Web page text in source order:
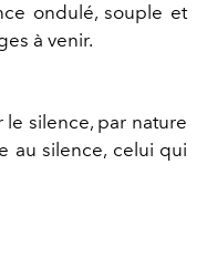
ondulé, souple et
à venir.
silence, par nature
au silence, celui qui